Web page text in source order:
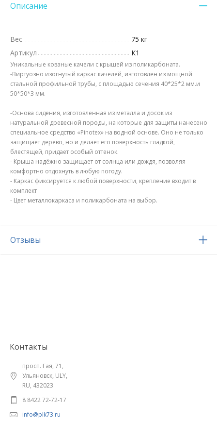
Описание
Вес
75 кг
Артикул
К1
Уникальные кованые качели с крышей из поликарбоната.
-Виртуозно изогнутый каркас качелей, изготовлен из мощной
стальной профильной трубы, с площадью сечения 40*25*2 мм.и
50*50*3 мм.
-Основа сидения, изготовленная из металла и досок из
натуральной древесной породы, на которые для защиты нанесено
специальное средство «Pinotex» на водной основе. Оно не только
защищает дерево, но и делает его поверхность гладкой,
блестящей, придает особый оттенок.
- Крыша надёжно защищает от солнца или дождя, позволяя
комфортно отдохнуть в любую погоду.
- Каркас фиксируется к любой поверхности, крепление входит в
комплект
- Цвет металлокаркаса и поликарбоната на выбор.
Отзывы
Контакты
просп. Гая, 71,
Ульяновск, ULY,
RU, 432023
8 8422 72-72-17
info@plk73.ru